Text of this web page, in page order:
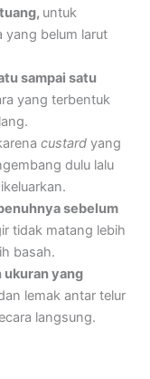
untuk
yang belum larut
sampai satu
yang terbentuk
custard yang
dulu lalu
sebelum
tidak matang lebih
basah.
ukuran yang
lemak antar telur
langsung.